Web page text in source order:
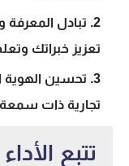
تبادل
تعزيز خبراتك
تحسين الهوية
تجارية ذات
تتبع